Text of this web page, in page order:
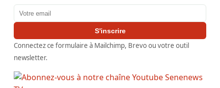
Adresse email
S'inscrire
Connectez ce formulaire à Mailchimp, Brevo ou votre outil
newsletter.